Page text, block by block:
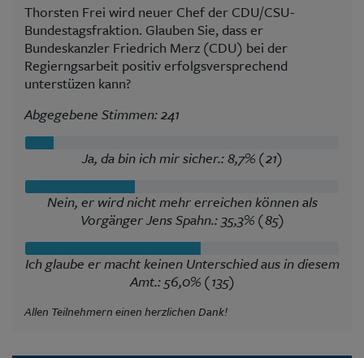
Thorsten Frei wird neuer Chef der CDU/CSU-
Bundestagsfraktion. Glauben Sie, dass er
Bundeskanzler Friedrich Merz (CDU) bei der
Regierngsarbeit positiv erfolgsversprechend
unterstüzen kann?
Abgegebene Stimmen: 241
Ja, da bin ich mir sicher.: 8,7% (21)
Nein, er wird nicht mehr erreichen können als
Vorgänger Jens Spahn.: 35,3% (85)
Ich glaube er macht keinen Unterschied aus in diesem
Amt.: 56,0% (135)
Allen Teilnehmern einen herzlichen Dank!